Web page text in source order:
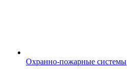
Охранно-пожарные системы